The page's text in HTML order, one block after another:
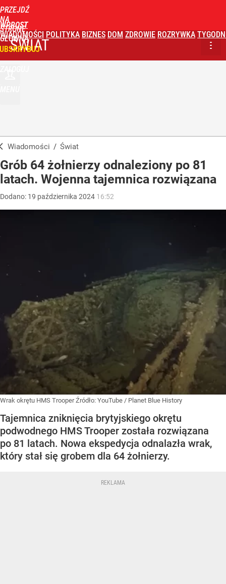
PRZEJDŹ
NA
STRONĘ
GŁÓWNĄ
WPROST
WIADOMOŚCI POLITYKA BIZNES DOM ZDROWIE ROZRYWKA
ŚWIAT
Wiadomości / Świat
Grób 64 żołnierzy odnaleziony po 81
latach. Wojenna tajemnica rozwiązana
Dodano: 19 października 2024 16:52
Wrak okrętu HMS TrooperŹródło: YouTube / Planet Blue History
Tajemnica zniknięcia brytyjskiego okrętu
podwodnego HMS Trooper została rozwiązana
po 81 latach. Nowa ekspedycja odnalazła wrak,
który stał się grobem dla 64 żołnierzy.